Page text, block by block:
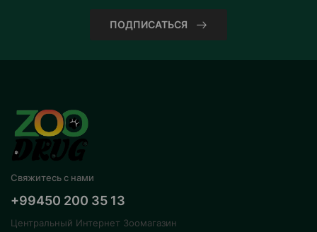
ПОДПИСАТЬСЯ
Свяжитесь с нами
+99450 200 35 13
Центральный Интернет Зоомагазин